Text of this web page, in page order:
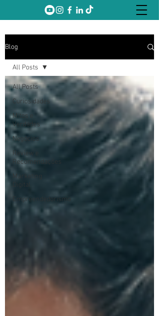
Blog
All Posts
Curiosidades
Mitos e
Verdades
Negócios
Review e
Recomendações
Marketing
Digital
Empreendedorismo
All Posts